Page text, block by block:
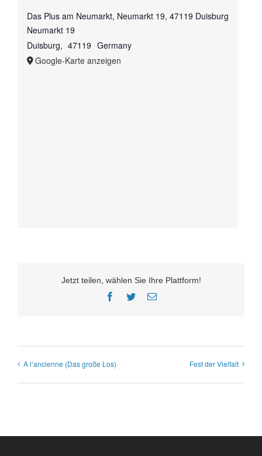
Das Plus am Neumarkt, Neumarkt 19, 47119 Duisburg
Neumarkt 19
Duisburg, 47119 Germany
Google-Karte anzeigen
Jetzt teilen, wählen Sie Ihre Plattform!
Facebook
TwitterE-
A l’ancienne (Das große Los) Fest der Vielfalt